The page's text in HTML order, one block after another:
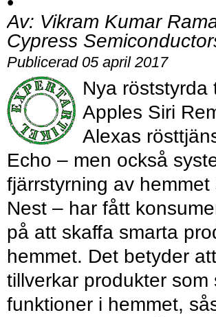
Av: Vikram Kumar
Cypress
Publicerad 05 april 2017
Nya röststyrda
Apples Siri
Alexas
Echo – men också
fjärrstyrning av
Nest – har fått
på att skaffa smarta
hemmet. Det betyder
tillverkar produkter som
funktioner i hemmet,